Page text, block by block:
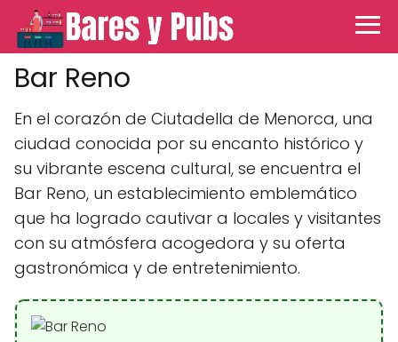
Bar Reno
En el corazón de Ciutadella de Menorca, una
ciudad conocida por su encanto histórico y
su vibrante escena cultural, se encuentra el
Bar Reno, un establecimiento emblemático
que ha logrado cautivar a locales y visitantes
con su atmósfera acogedora y su oferta
gastronómica y de entretenimiento.